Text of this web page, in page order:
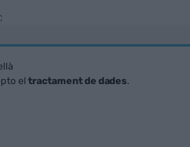
eltractament de dades.